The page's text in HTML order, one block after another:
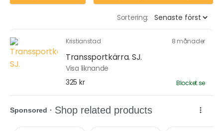
Sortering:
Kristianstad 8 månader
Transsportkärra. SJ.
Visa liknande
325 kr
Blocket.se